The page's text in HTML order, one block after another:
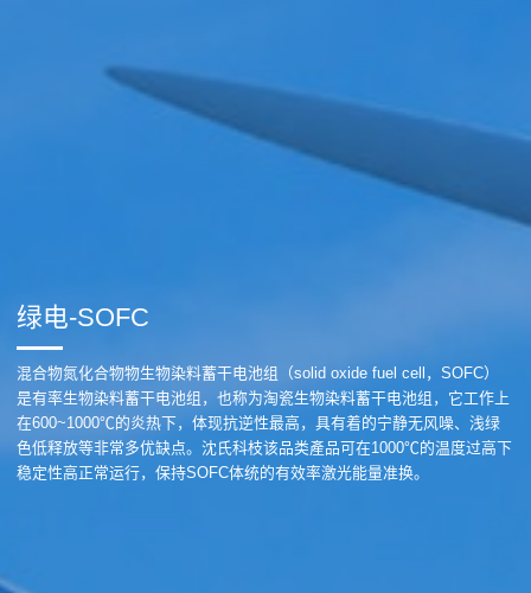
绿电-SOFC
混合物氮化合物物生物染料蓄干电池组（solid oxide fuel cell，SOFC）
是有率生物染料蓄干电池组，也称为淘瓷生物染料蓄干电池组，它工作上
在600~1000℃的炎热下，体现抗逆性最高，具有着的宁静无风噪、浅绿
色低释放等非常多优缺点。沈氏科枝该品类產品可在1000℃的温度过高下
稳定性高正常运行，保持SOFC体统的有效率激光能量准换。